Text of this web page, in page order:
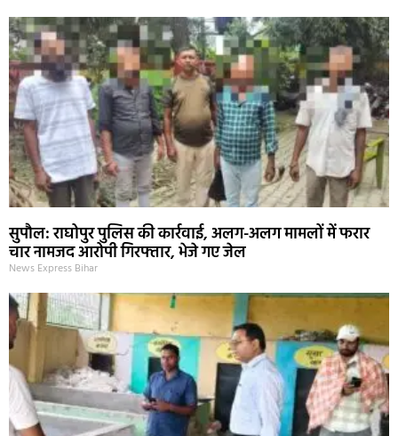
सुपौल: राघोपुर पुलिस की कार्रवाई, अलग-अलग मामलों में फरार
चार नामजद आरोपी गिरफ्तार, भेजे गए जेल
News Express Bihar